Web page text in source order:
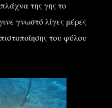
της γης το
γνωστό λίγες μέρες
του φύλου